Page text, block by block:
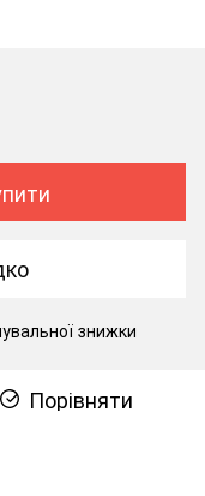
знижки
Порівняти